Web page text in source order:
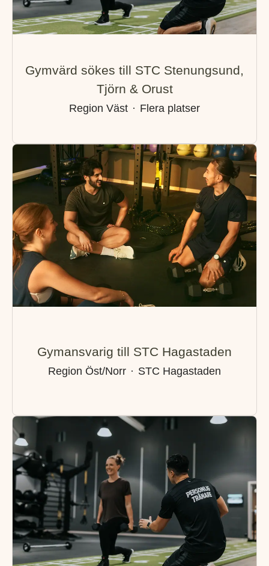
Gymvärd sökes till STC Stenungsund,
Tjörn & Orust
Region Väst · Flera platser
Gymansvarig till STC Hagastaden
Region Öst/Norr · STC Hagastaden